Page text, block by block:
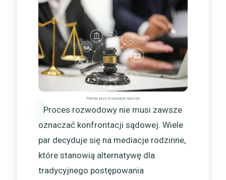
Pomoc przy rozwodzie Gorzów
Proces rozwodowy nie musi zawsze
oznaczać konfrontacji sądowej. Wiele
par decyduje się na mediacje rodzinne,
które stanowią alternatywę dla
tradycyjnego postępowania